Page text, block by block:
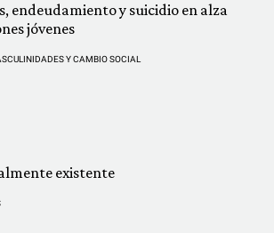
endeudamiento y suicidio en alza
jóvenes
Y CAMBIO SOCIAL
existente